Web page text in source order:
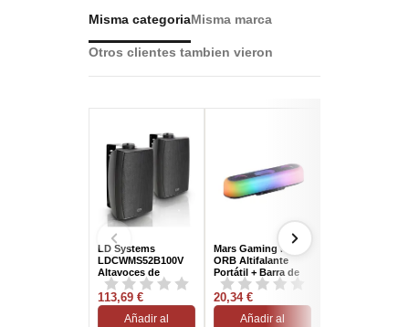
Misma categoriaMisma marca
Otros clientes tambien vieron
LD Systems
LDCWMS52B100V
Altavoces de
Sobremesa 30W
Negros
113,69 €
Añadir al
Mars Gaming MSB-
ORB Altifalante
Portátil + Barra de
Som Bluetooth
RGB 5.3 360º 20W
Preto
20,34 €
Añadir al